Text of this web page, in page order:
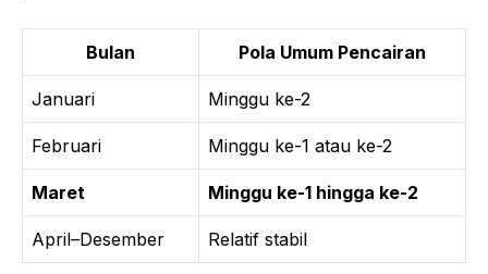
Bulan Pola Umum Pencairan
Januari Minggu ke-2
Februari Minggu ke-1 atau ke-2
Maret Minggu ke-1 hingga ke-2
April–Desember Relatif stabil